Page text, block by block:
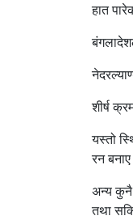
हात
शीर्ष
यस्तो
रन
अन्य कुनै
तथा